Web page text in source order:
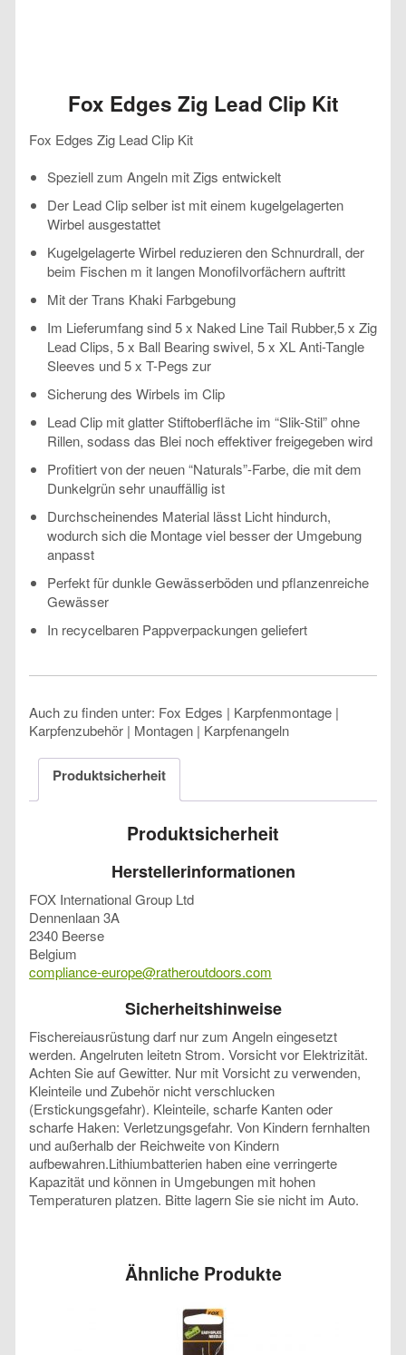
Fox Edges Zig Lead Clip Kit
Fox Edges Zig Lead Clip Kit
Speziell zum Angeln mit Zigs entwickelt
Der Lead Clip selber ist mit einem kugelgelagerten
Wirbel ausgestattet
Kugelgelagerte Wirbel reduzieren den Schnurdrall, der
beim Fischen m it langen Monofilvorfächern auftritt
Mit der Trans Khaki Farbgebung
Im Lieferumfang sind 5 x Naked Line Tail Rubber,5 x Zig
Lead Clips, 5 x Ball Bearing swivel, 5 x XL Anti-Tangle
Sleeves und 5 x T-Pegs zur
Sicherung des Wirbels im Clip
Lead Clip mit glatter Stiftoberfläche im “Slik-Stil” ohne
Rillen, sodass das Blei noch effektiver freigegeben wird
Profitiert von der neuen “Naturals”-Farbe, die mit dem
Dunkelgrün sehr unauffällig ist
Durchscheinendes Material lässt Licht hindurch,
wodurch sich die Montage viel besser der Umgebung
anpasst
Perfekt für dunkle Gewässerböden und pflanzenreiche
Gewässer
In recycelbaren Pappverpackungen geliefert
Auch zu finden unter: Fox Edges | Karpfenmontage |
Karpfenzubehör | Montagen | Karpfenangeln
Produktsicherheit
Produktsicherheit
Herstellerinformationen
FOX International Group Ltd
Dennenlaan 3A
2340 Beerse
Belgium
compliance-europe@ratheroutdoors.com
Sicherheitshinweise
Fischereiausrüstung darf nur zum Angeln eingesetzt
werden. Angelruten leitetn Strom. Vorsicht vor Elektrizität.
Achten Sie auf Gewitter. Nur mit Vorsicht zu verwenden,
Kleinteile und Zubehör nicht verschlucken
(Erstickungsgefahr). Kleinteile, scharfe Kanten oder
scharfe Haken: Verletzungsgefahr. Von Kindern fernhalten
und außerhalb der Reichweite von Kindern
aufbewahren.Lithiumbatterien haben eine verringerte
Kapazität und können in Umgebungen mit hohen
Temperaturen platzen. Bitte lagern Sie sie nicht im Auto.
Ähnliche Produkte